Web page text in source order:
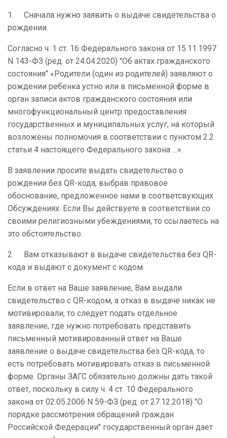
1. Сначала нужно заявить о выдаче свидетельства о
рождении.
Согласно ч. 1 ст. 16 Федерального закона от 15.11.1997
N 143-ФЗ (ред. от 24.04.2020) "Об актах гражданского
состояния" «Родители (один из родителей) заявляют о
рождении ребенка устно или в письменной форме в
орган записи актов гражданского состояния или
многофункциональный центр предоставления
государственных и муниципальных услуг, на который
возложены полномочия в соответствии с пунктом 2.2
статьи 4 настоящего Федерального закона …».
В заявлении просите выдать свидетельство о
рождении без QR-кода, выбрав правовое
обоснование, предложенное нами в соответсвующих
Обсуждениях. Если Вы действуете в соответствии со
своими религиозными убеждениями, то ссылаетесь на
это обстоятельство.
2. Вам отказывают в выдаче свидетельства без QR-
кода и выдают с документ с кодом.
Если в ответ на Ваше заявление, Вам выдали
свидетельство с QR-кодом, а отказ в выдаче никак не
мотивировали, то следует подать отдельное
заявление, где нужно потребовать представить
письменный мотивированный ответ на Ваше
заявление о выдаче свидетельства без QR-кода, то
есть потребовать мотивировать отказ в письменной
форме. Органы ЗАГС обязательно должны дать такой
ответ, поскольку в силу ч. 4 ст. 10 Федерального
закона от 02.05.2006 N 59-ФЗ (ред. от 27.12.2018) "О
порядке рассмотрения обращений граждан
Российской Федерации" государственный орган дает